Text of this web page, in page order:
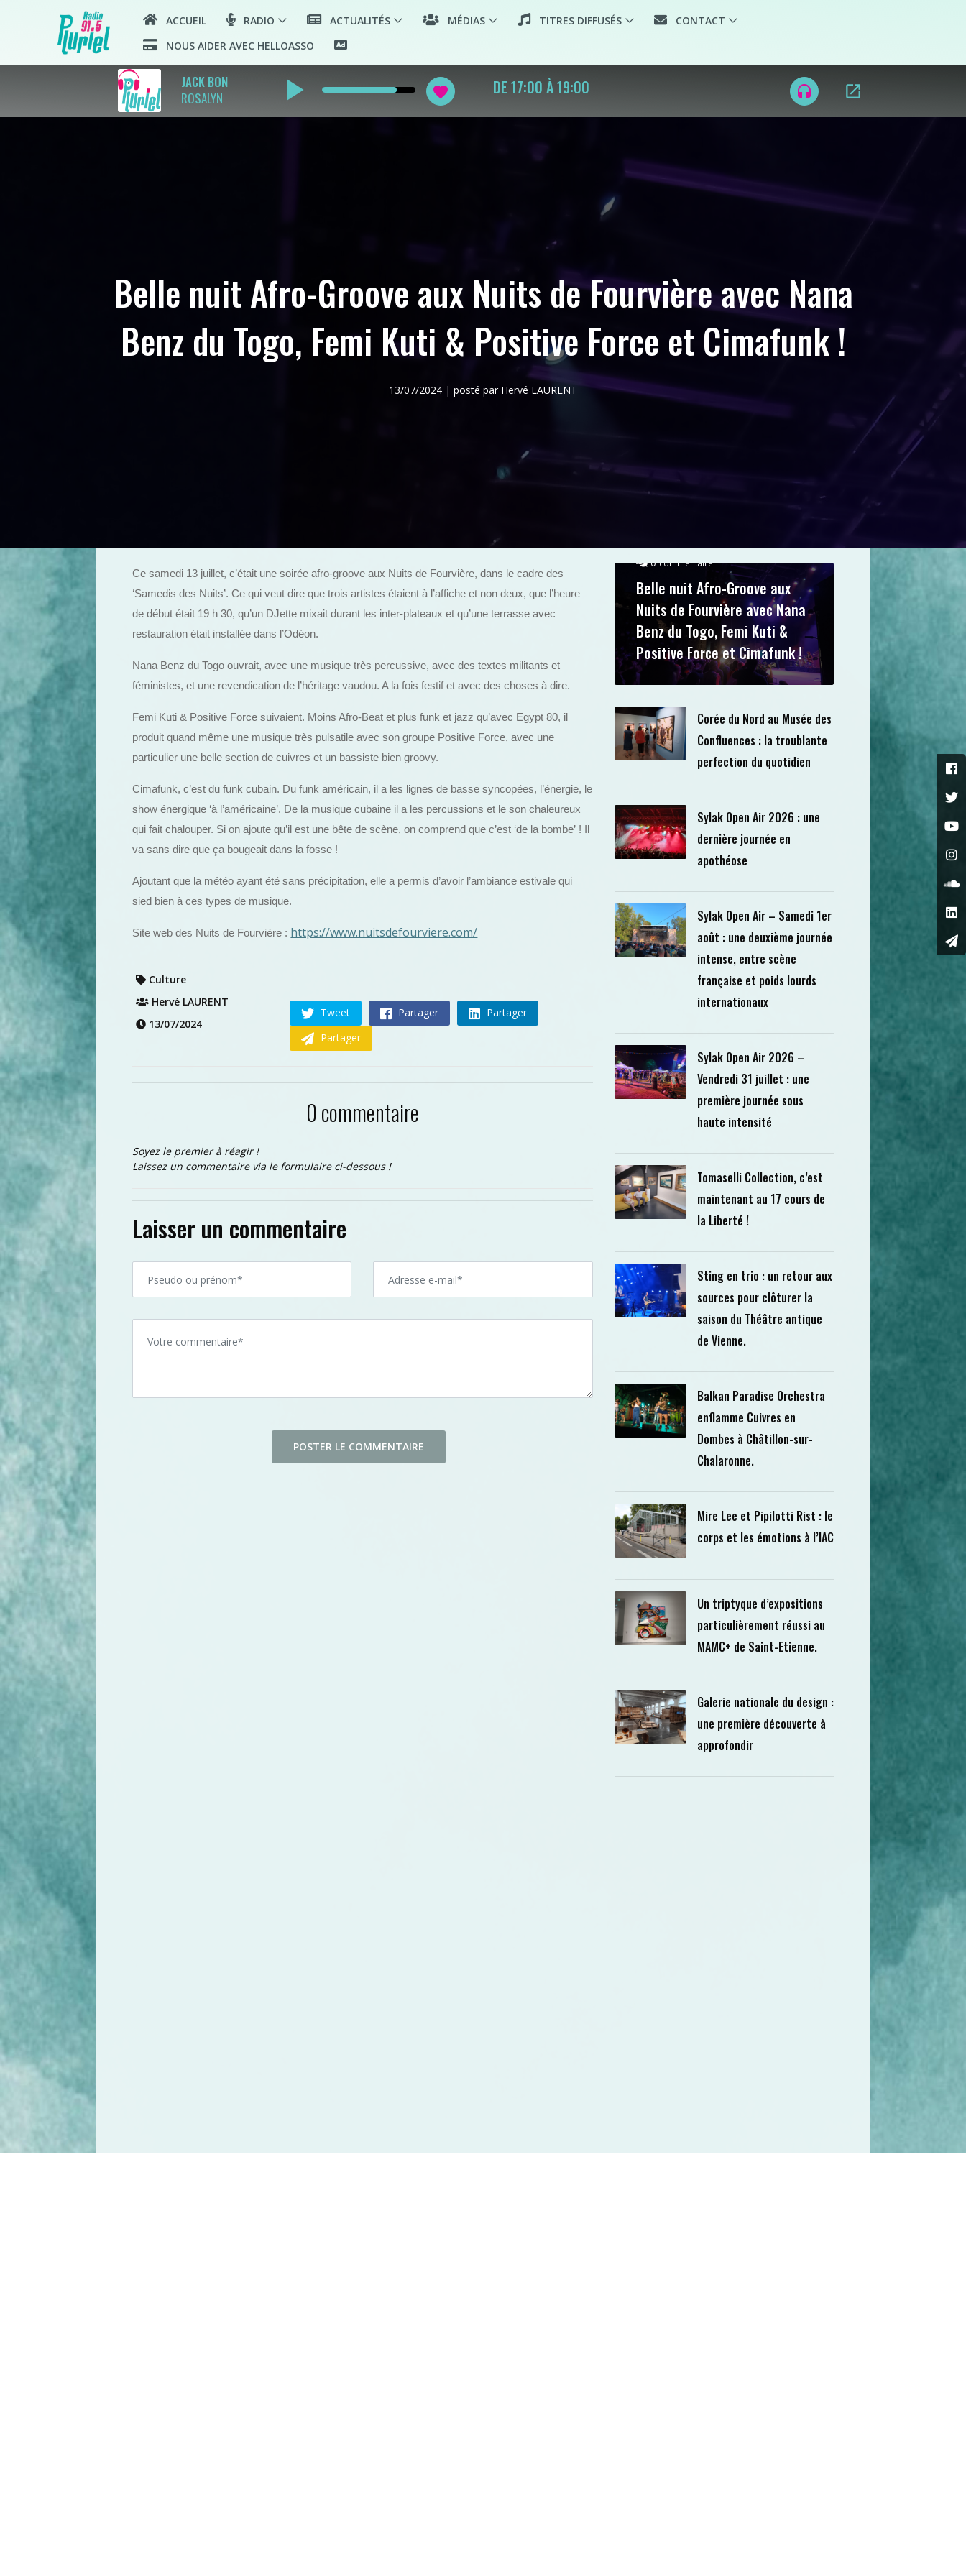
ACCUEIL RADIO ACTUALITÉS MÉDIAS TITRES DIFFUSÉS
CONTACT
NOUS AIDER AVEC HELLOASSO
JACK BON
ROSALYN
play_arrow favorite OUTRE-MER headset open_in_new
Belle nuit Afro-Groove aux Nuits de Fourvière avec Nana
Benz du Togo, Femi Kuti & Positive Force et Cimafunk !
13/07/2024 | posté par Hervé LAURENT
Ce samedi 13 juillet, c’était une soirée afro-groove aux Nuits de Fourvière, dans le cadre des
‘Samedis des Nuits’. Ce qui veut dire que trois artistes étaient à l’affiche et non deux, que l’heure
de début était 19 h 30, qu’un DJette mixait durant les inter-plateaux et qu’une terrasse avec
restauration était installée dans l’Odéon.
Nana Benz du Togo ouvrait, avec une musique très percussive, avec des textes militants et
féministes, et une revendication de l’héritage vaudou. A la fois festif et avec des choses à dire.
Femi Kuti & Positive Force suivaient. Moins Afro-Beat et plus funk et jazz qu’avec Egypt 80, il
produit quand même une musique très pulsatile avec son groupe Positive Force, avec une
particulier une belle section de cuivres et un bassiste bien groovy.
Cimafunk, c’est du funk cubain. Du funk américain, il a les lignes de basse syncopées, l’énergie, le
show énergique ‘à l’américaine’. De la musique cubaine il a les percussions et le son chaleureux
qui fait chalouper. Si on ajoute qu’il est une bête de scène, on comprend que c’est ‘de la bombe’ ! Il
va sans dire que ça bougeait dans la fosse !
Ajoutant que la météo ayant été sans précipitation, elle a permis d’avoir l’ambiance estivale qui
sied bien à ces types de musique.
Site web des Nuits de Fourvière : https://www.nuitsdefourviere.com/
Culture
Hervé LAURENT
13/07/2024
Tweet Partager
Partager
Partager
0 commentaire
Soyez le premier à réagir !
Laissez un commentaire via le formulaire ci-dessous !
Laisser un commentaire
0commentaire
Belle nuit Afro-Groove aux
Nuits de Fourvière avec Nana
Benz du Togo, Femi Kuti &
Positive Force et Cimafunk !
Corée du Nord au Musée des
Confluences : la troublante
perfection du quotidien
Sylak Open Air 2026 : une
dernière journée en
apothéose
Sylak Open Air – Samedi 1er
août : une deuxième journée
intense, entre scène
française et poids lourds
internationaux
Sylak Open Air 2026 –
Vendredi 31 juillet : une
première journée sous
haute intensité
Tomaselli Collection, c’est
maintenant au 17 cours de
la Liberté !
Sting en trio : un retour aux
sources pour clôturer la
saison du Théâtre antique
de Vienne.
Balkan Paradise Orchestra
enflamme Cuivres en
Dombes à Châtillon-sur-
Chalaronne.
Mire Lee et Pipilotti Rist : le
corps et les émotions à l’IAC
Un triptyque d’expositions
particulièrement réussi au
MAMC+ de Saint-Etienne.
Galerie nationale du design :
une première découverte à
approfondir